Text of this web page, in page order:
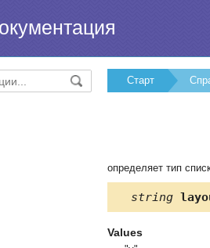
Старт
определяет тип
string
Values